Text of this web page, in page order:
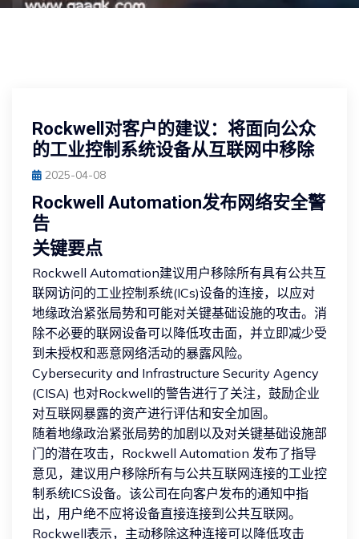
Rockwell对客户的建议：将面向公众
的工业控制系统设备从互联网中移除
2025-04-08
Rockwell Automation发布网络安全警
告
关键要点
Rockwell Automation建议用户移除所有具有公共互
联网访问的工业控制系统(ICs)设备的连接，以应对
地缘政治紧张局势和可能对关键基础设施的攻击。消
除不必要的联网设备可以降低攻击面，并立即减少受
到未授权和恶意网络活动的暴露风险。
Cybersecurity and Infrastructure Security Agency
(CISA) 也对Rockwell的警告进行了关注，鼓励企业
对互联网暴露的资产进行评估和安全加固。
随着地缘政治紧张局势的加剧以及对关键基础设施部
门的潜在攻击，Rockwell Automation 发布了指导
意见，建议用户移除所有与公共互联网连接的工业控
制系统ICS设备。该公司在向客户发布的通知中指
出，用户绝不应将设备直接连接到公共互联网。
Rockwell表示，主动移除这种连接可以降低攻击